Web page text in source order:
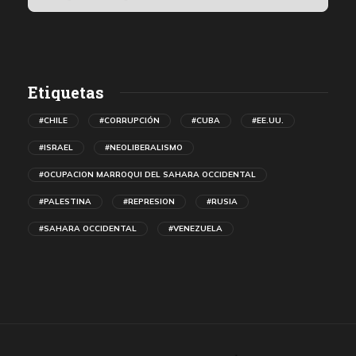
Etiquetas
#CHILE #CORRUPCIÓN #CUBA #EE.UU.
#ISRAEL #NEOLIBERALISMO
#OCUPACION MARROQUI DEL SAHARA OCCIDENTAL
#PALESTINA #REPRESION #RUSIA
#SAHARA OCCIDENTAL #VENEZUELA